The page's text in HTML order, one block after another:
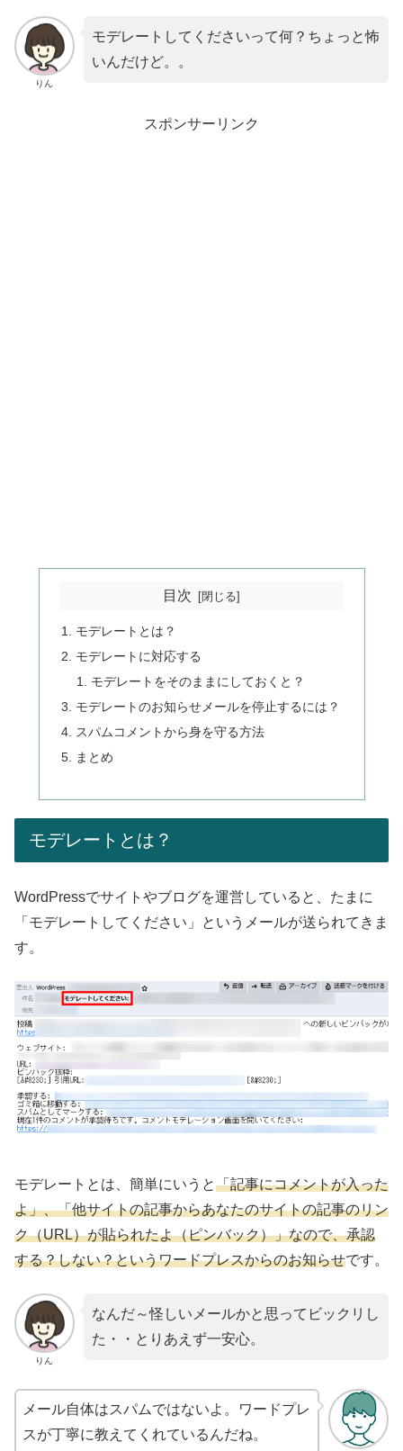
りん
モデレートしてくださいって何？ちょっと怖
いんだけど。。
スポンサーリンク
目次
モデレートとは？
モデレートに対応する
モデレートをそのままにしておくと？
モデレートのお知らせメールを停止するには？
スパムコメントから身を守る方法
まとめ
モデレートとは？
WordPressでサイトやブログを運営していると、たまに
「モデレートしてください」というメールが送られてきま
す。
モデレートとは、簡単にいうと「記事にコメントが入った
よ」、「他サイトの記事からあなたのサイトの記事のリン
ク（URL）が貼られたよ（ピンバック）」なので、承認
する？しない？というワードプレスからのお知らせです。
りん
なんだ～怪しいメールかと思ってビックリし
た・・とりあえず一安心。
メール自体はスパムではないよ。ワードプレ
スが丁寧に教えてくれているんだね。